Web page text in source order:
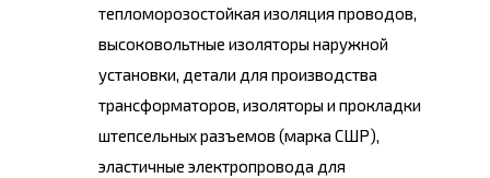
тепломорозостойкая изоляция проводов,
высоковольтные изоляторы наружной
установки, детали для производства
трансформаторов, изоляторы и прокладки
штепсельных разъемов (марка СШР),
эластичные электропровода для